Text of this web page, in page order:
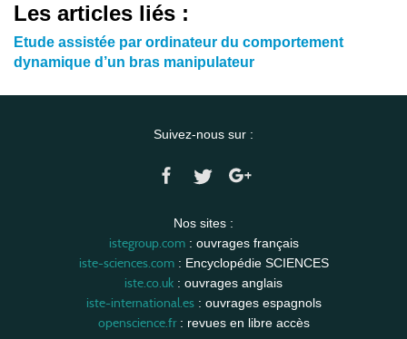
Les articles liés :
Etude assistée par ordinateur du comportement
dynamique d’un bras manipulateur
Suivez-nous sur :
Nos sites :
istegroup.com: ouvrages français
iste-sciences.com: Encyclopédie SCIENCES
iste.co.uk : ouvrages anglais
iste-international.es: ouvrages espagnols
openscience.fr: revues en libre accès